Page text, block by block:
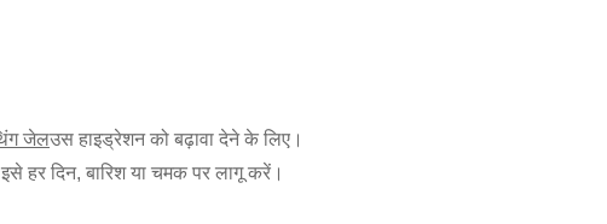
जेलउस हाइड्रेशन को बढ़ावा देने के लिए।
हर दिन, बारिश या चमक पर लागू करें।